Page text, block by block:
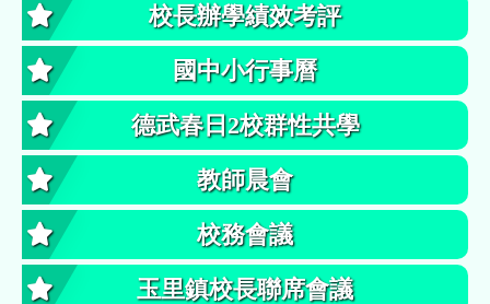
校長辦學績效考評
國中小行事曆
德武春日2校群性共學
教師晨會
校務會議
玉里鎮校長聯席會議